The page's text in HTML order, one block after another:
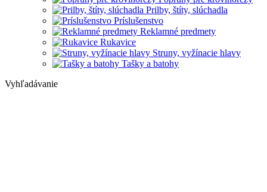
Prilby, štíty, slúchadla
Príslušenstvo
Reklamné predmety
Rukavice
Struny, vyžínacie hlavy
Tašky a batohy
Vyhľadávanie